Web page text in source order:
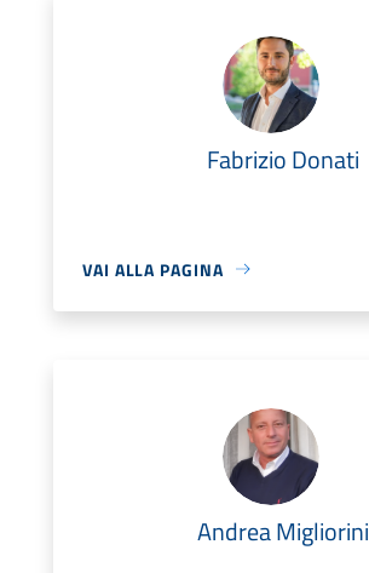
Fabrizio Donati
VAI ALLA PAGINA
Andrea Migliorini